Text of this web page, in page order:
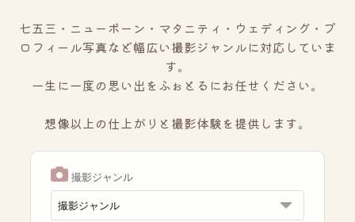
七五三・ニューボーン・マタニティ・ウェディング・プ
ロフィール写真など幅広い撮影ジャンルに対応していま
す。
一生に一度の思い出をふぉとるにお任せください。
想像以上の仕上がりと撮影体験を提供します。
撮影ジャンル